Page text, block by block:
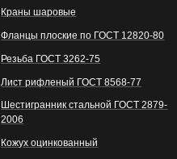
Краны шаровые
Фланцы плоские по ГОСТ 12820-80
Резьба ГОСТ 3262-75
Лист рифленый ГОСТ 8568-77
Шестигранник стальной ГОСТ 2879-
2006
Кожух оцинкованный